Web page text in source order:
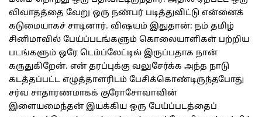
விவாதத்தை வேறு ஒரு நண்பர் படித்துவிட்டு என்னைக்
கடுமையாகச் சாடினார். விஷயம் இதுதான்: நம் தமிழ்
சினிமாவில் பேய்ப்படங்களும் கொலையாளிகள் பற்றிய
படங்களும் ஒரே டெம்ப்லேட்டில் இருப்பதாக நான்
கருதுகிறேன். என் தரப்புக்கு வலுசேர்க்க அந்த நாடு
கடத்தப்பட்ட எழுத்தாளரிடம் பேசிக்கொண்டிருந்தபோது
சர்வ சாதாரணமாகக் குரோசோவாவின்
இளையமைந்தன் இயக்கிய ஒரு பேய்ப்படத்தைப்